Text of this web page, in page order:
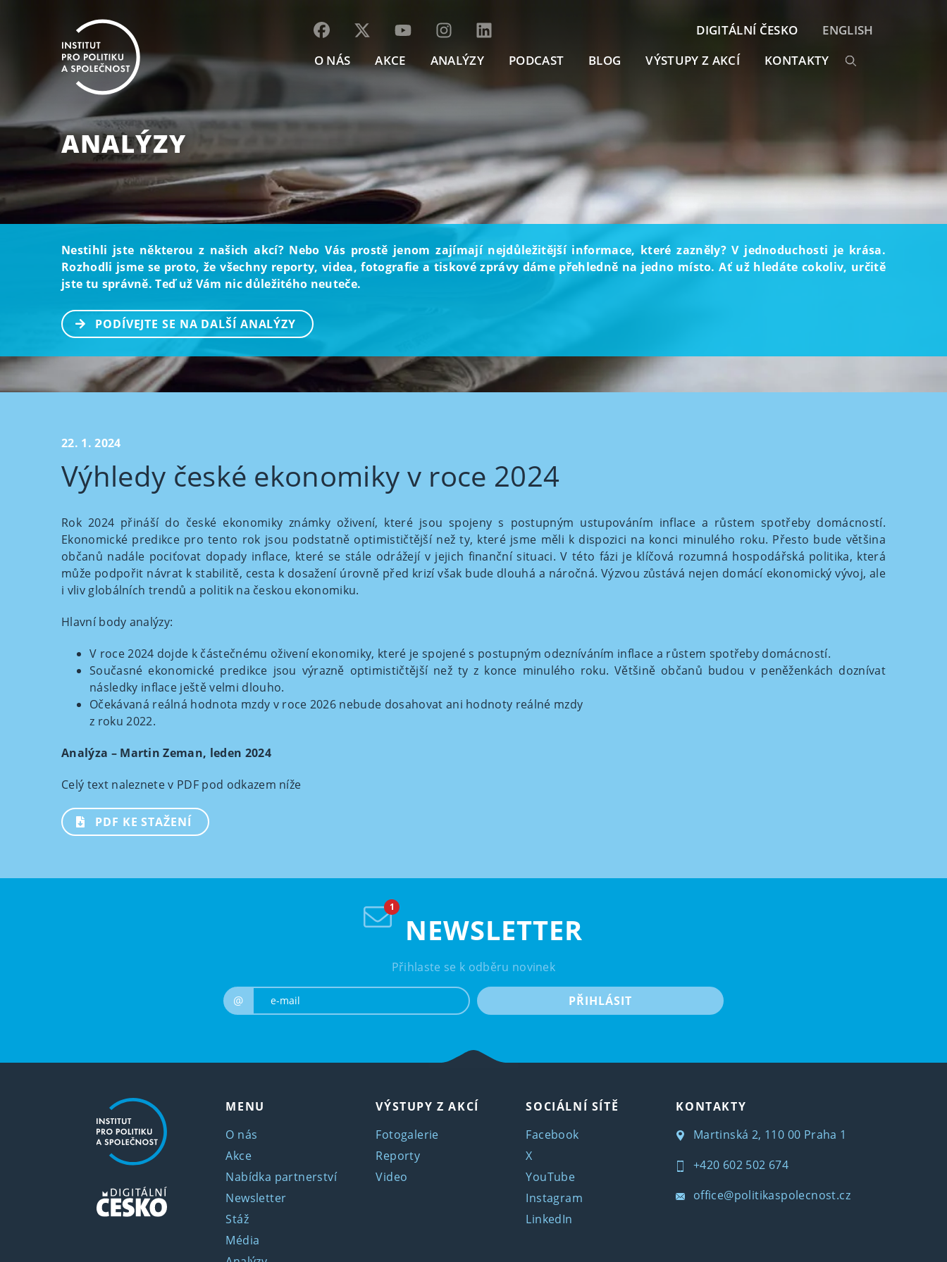
O NÁS AKCE ANALÝZY PODCAST BLOG VÝSTUPY Z AKCÍ KONTAKTY
DIGITÁLNÍ ČESKO ENGLISH
ANALÝZY
Nestihli jste některou z našich akcí? Nebo Vás prostě jenom zajímají nejdůležitější informace, které zazněly? V jednoduchosti je krása.
Rozhodli jsme se proto, že všechny reporty, videa, fotografie a tiskové zprávy dáme přehledně na jedno místo. Ať už hledáte cokoliv, určitě
jste tu správně. Teď už Vám nic důležitého neuteče.
PODÍVEJTE SE NA DALŠÍ ANALÝZY
22. 1. 2024
Výhledy české ekonomiky v roce 2024
Rok 2024 přináší do české ekonomiky známky oživení, které jsou spojeny s postupným ustupováním inflace a růstem spotřeby domácností.
Ekonomické predikce pro tento rok jsou podstatně optimističtější než ty, které jsme měli k dispozici na konci minulého roku. Přesto bude většina
občanů nadále pociťovat dopady inflace, které se stále odrážejí v jejich finanční situaci. V této fázi je klíčová rozumná hospodářská politika, která
může podpořit návrat k stabilitě, cesta k dosažení úrovně před krizí však bude dlouhá a náročná. Výzvou zůstává nejen domácí ekonomický vývoj, ale
i vliv globálních trendů a politik na českou ekonomiku.
Hlavní body analýzy:
V roce 2024 dojde k částečnému oživení ekonomiky, které je spojené s postupným odezníváním inflace a růstem spotřeby domácností.
Současné ekonomické predikce jsou výrazně optimističtější než ty z konce minulého roku. Většině občanů budou v peněženkách doznívat
následky inflace ještě velmi dlouho.
Očekávaná reálná hodnota mzdy v roce 2026 nebude dosahovat ani hodnoty reálné mzdy
z roku 2022.
Analýza – Martin Zeman, leden 2024
Celý text naleznete v PDF pod odkazem níže
PDF KE STAŽENÍ
NEWSLETTER
Přihlaste se k odběru novinek
@ PŘIHLÁSIT
MENU
O nás
Akce
Nabídka partnerství
Newsletter
Stáž
Média
VÝSTUPY Z AKCÍ
Fotogalerie
Reporty
Video
SOCIÁLNÍ SÍTĚ
Facebook
X
YouTube
Instagram
LinkedIn
KONTAKTY
Martinská 2, 110 00 Praha 1
+420 602 502 674
office@politikaspolecnost.cz